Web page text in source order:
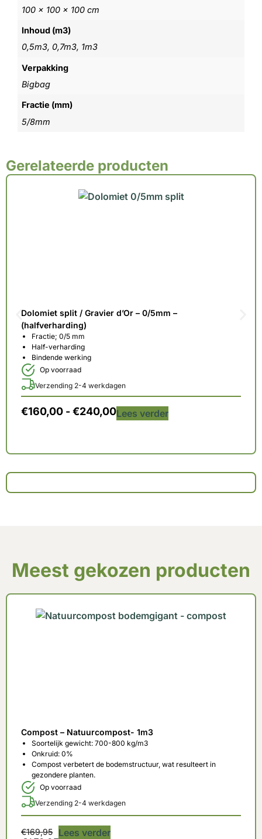
100 × 100 × 100 cm
Inhoud (m3)
0,5m3, 0,7m3, 1m3
Verpakking
Bigbag
Fractie (mm)
5/8mm
Gerelateerde producten
Dolomiet split / Gravier d’Or – 0/5mm –
(halfverharding)
Fractie; 0/5 mm
Half-verharding
Bindende werking
Op voorraad
Verzending 2-4 werkdagen
€160,00 -€240,00Lees verder
Meest gekozen producten
Compost – Natuurcompost- 1m3
Soortelijk gewicht: 700-800 kg/m3
Onkruid: 0%
Compost verbetert de bodemstructuur, wat resulteert in
gezondere planten.
Op voorraad
Verzending 2-4 werkdagen
€169,95 Lees verder